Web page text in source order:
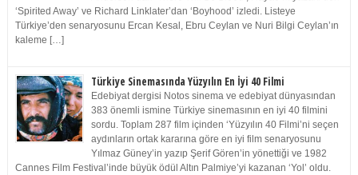
‘Spirited Away’ ve Richard Linklater’dan ‘Boyhood’ izledi. Listeye
Türkiye’den senaryosunu Ercan Kesal, Ebru Ceylan ve Nuri Bilgi Ceylan’ın
kaleme […]
Türkiye Sinemasında Yüzyılın En İyi 40 Filmi
Edebiyat dergisi Notos sinema ve edebiyat dünyasından
383 önemli ismine Türkiye sinemasının en iyi 40 filmini
sordu. Toplam 287 film içinden ‘Yüzyılın 40 Filmi’ni seçen
aydınların ortak kararına göre en iyi film senaryosunu
Yılmaz Güney’in yazıp Şerif Gören’in yönettiği ve 1982
Cannes Film Festival’inde büyük ödül Altın Palmiye’yi kazanan ‘Yol’ oldu.